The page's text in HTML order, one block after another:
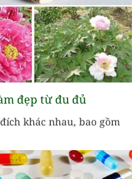
đẹp từ đu đủ
khác nhau, bao gồm